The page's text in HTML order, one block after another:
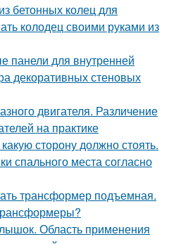
бетонных колец для
колодец своими руками из
панели для внутренней
декоративных стеновых
двигателя. Различение
на практике
сторону должно стоять.
спального места согласно
трансформер подъемная.
Область применения